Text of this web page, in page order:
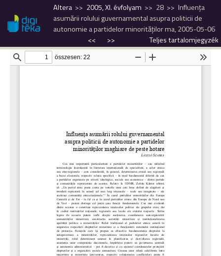
Altera 2005, XI. évfolyam 28
Influenţa
asumării rolului guvernamental asupra politicii de
autonomie a partidelor minorităţilor ma, 2005-05-06
<<
>> Teljes tartalomjegyzék